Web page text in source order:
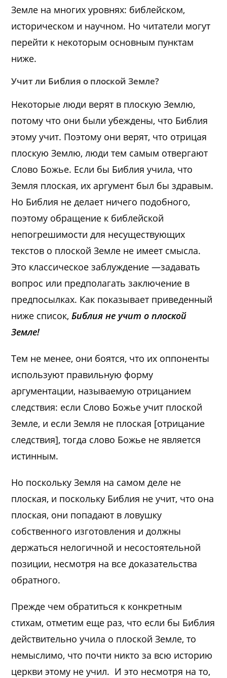
Земле на многих уровнях: библейском,
историческом и научном. Но читатели могут
перейти к некоторым основным пунктам
ниже.
Учит ли Библия о плоской Земле?
Некоторые люди верят в плоскую Землю,
потому что они были убеждены, что Библия
этому учит. Поэтому они верят, что отрицая
плоскую Землю, люди тем самым отвергают
Слово Божье. Если бы Библия учила, что
Земля плоская, их аргумент был бы здравым.
Но Библия не делает ничего подобного,
поэтому обращение к библейской
непогрешимости для несуществующих
текстов о плоской Земле не имеет смысла.
Это классическое заблуждение —задавать
вопрос или предполагать заключение в
предпосылках. Как показывает приведенный
ниже список, Библия не учит о плоской
Земле!
Тем не менее, они боятся, что их оппоненты
используют правильную форму
аргументации, называемую отрицанием
следствия: если Слово Божье учит плоской
Земле, и если Земля не плоская [отрицание
следствия], тогда слово Божье не является
истинным.
Но поскольку Земля на самом деле не
плоская, и поскольку Библия не учит, что она
плоская, они попадают в ловушку
собственного изготовления и должны
держаться нелогичной и несостоятельной
позиции, несмотря на все доказательства
обратного.
Прежде чем обратиться к конкретным
стихам, отметим еще раз, что если бы Библия
действительно учила о плоской Земле, то
немыслимо, что почти никто за всю историю
церкви этому не учил. И это несмотря на то,